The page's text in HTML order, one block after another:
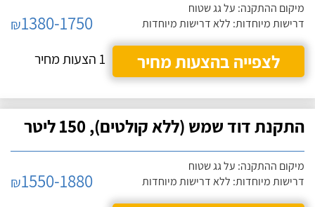
מיקום ההתקנה: על גג שטוח
דרישות מיוחדות: ללא דרישות מיוחדות
₪1380-1750
לצפייה בהצעות מחיר
1 הצעות מחיר
התקנת דוד שמש (ללא קולטים), 150 ליטר
מיקום ההתקנה: על גג שטוח
דרישות מיוחדות: ללא דרישות מיוחדות
₪1550-1880